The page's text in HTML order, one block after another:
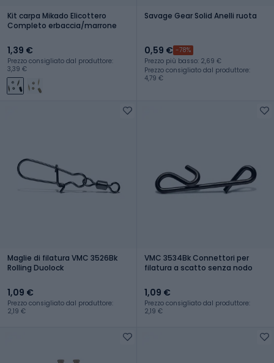
Kit carpa Mikado Elicottero
Completo erbaccia/marrone
1,39 €
Prezzo consigliato dal produttore:
3,39 €
Savage Gear Solid Anelli ruota
0,59 € -78%
Prezzo più basso: 2,69 €
Prezzo consigliato dal produttore:
4,79 €
Maglie di filatura VMC 3526Bk
Rolling Duolock
1,09 €
Prezzo consigliato dal produttore:
2,19 €
VMC 3534Bk Connettori per
filatura a scatto senza nodo
1,09 €
Prezzo consigliato dal produttore:
2,19 €